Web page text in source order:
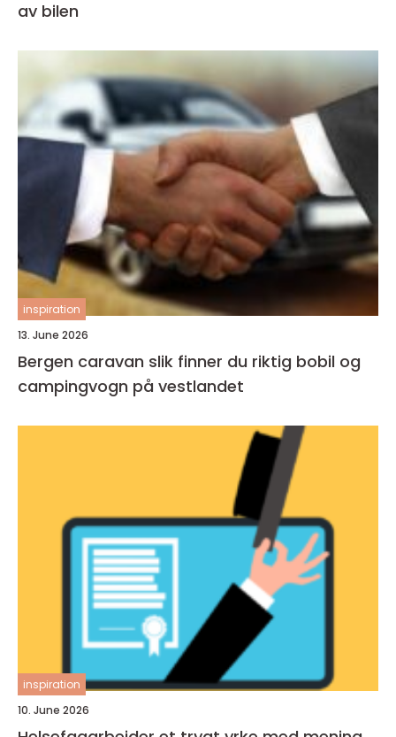
av bilen
inspiration
13. June 2026
Bergen caravan slik finner du riktig bobil og
campingvogn på vestlandet
inspiration
10. June 2026